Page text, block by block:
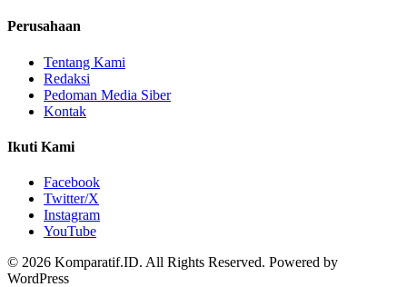
Perusahaan
Tentang Kami
Redaksi
Pedoman Media Siber
Kontak
Ikuti Kami
Facebook
Twitter/X
Instagram
YouTube
© 2026 Komparatif.ID. All Rights Reserved. Powered by
WordPress